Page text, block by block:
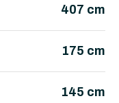
407 cm
175 cm
145 cm